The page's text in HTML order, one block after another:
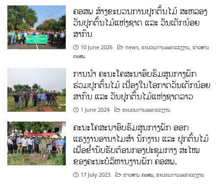
ຄອສພ ສ້າງຂະບວນການປູກຕົ້ນໄມ້ ສະຫລອງ
ວັນປູກຕົ້ນໄມ້ແຫ່ງຊາດ ແລະ ວັນເດັກນ້ອຍ
ສາກົນ
10 June 2026 news,ຂະບວນການອອກແຮງງານ,ຂ່າວສານ
ຄອສພ
ການນໍາ ຄະນະໂຄສະນາອົບຮົມສູນກາງພັກ
ຮ່ວມປູກຕົ້ນໄມ້ ເນື່ອງໃນໂອກາດວັນເດັກນ້ອຍ
ສາກົນ ແລະ ວັນປູກຕົ້ນໄມ້ແຫ່ງຊາດລາວ
1 June 2024 ຂະບວນການອອກແຮງງານ
ຄະນະໂຄສະນາອົບຮົມສູນກາງພັກ ອອກ
ແຮງງານອານາໄມສໍາ ນັກງານ ແລະ ປູກຕົ້ນໄມ້
ເພື່ອຂໍ່ານັບຮັບຕ້ອນກອງປະຊຸມກາງ ສະໄໝ
ຂອງຄະນະບໍລິຫານງານພັກ ຄອສພ.
17 July 2023 ຂ່າວສານ ຄອສພ,ຂະບວນການອອກແຮງງານ